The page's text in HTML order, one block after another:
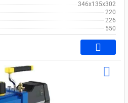
346х135х302
220
226
550